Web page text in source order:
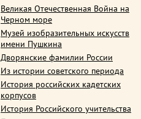
Великая Отечественная Война на
Черном море
Музей изобразительных искусств
имени Пушкина
Дворянские фамилии России
Из истории советского периода
История российских кадетских
корпусов
История Российского учительства